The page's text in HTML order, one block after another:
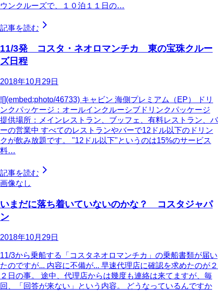
ウンクルーズで、１０泊１１日の…
記事を読む
11/3発 コスタ・ネオロマンチカ 東の宝珠クルー
ズ日程
2018年10月29日
![](embed:photo/46733) キャビン 海側プレミアム（EP） ドリ
ンクパッケージ：オールインクルーシブドリンクパッケージ
提供場所：メインレストラン、ブッフェ、有料レストラン、バ
ーの営業中 すべてのレストランやバーで12ドル以下のドリン
クが飲み放題です。 "12ドル以下"というのは15%のサービス
料…
記事を読む
画像なし
いまだに落ち着いていないのかな？ コスタジャパ
ン
2018年10月29日
11/3から乗船する「コスタネオロマンチカ」の乗船書類が届い
たのですが... 内容に不備が... 早速代理店に確認を求めたのが２
２日の事。 途中、代理店からは幾度も連絡は来てますが、毎
回、「回答が来ない」という内容。 どうなっているんですか